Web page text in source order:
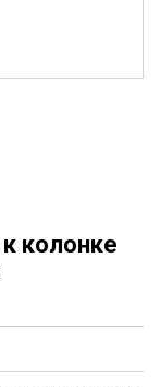
колонке